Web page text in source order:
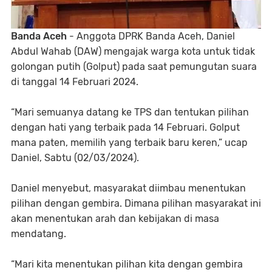
Banda Aceh - Anggota DPRK Banda Aceh, Daniel
Abdul Wahab (DAW) mengajak warga kota untuk tidak
golongan putih (Golput) pada saat pemungutan suara
di tanggal 14 Februari 2024.
“Mari semuanya datang ke TPS dan tentukan pilihan
dengan hati yang terbaik pada 14 Februari. Golput
mana paten, memilih yang terbaik baru keren,” ucap
Daniel, Sabtu (02/03/2024).
Daniel menyebut, masyarakat diimbau menentukan
pilihan dengan gembira. Dimana pilihan masyarakat ini
akan menentukan arah dan kebijakan di masa
mendatang.
“Mari kita menentukan pilihan kita dengan gembira